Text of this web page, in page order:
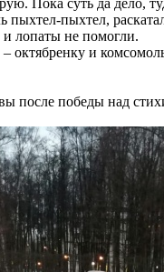
Пока суть да дело,
пыхтел-пыхтел,
лопаты не помогли.
– октябренку и
после победы над